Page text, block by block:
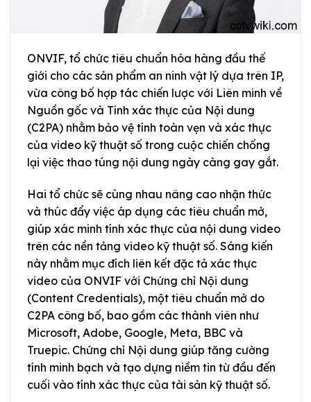
ONVIF, tổ chức tiêu chuẩn hóa hàng đầu thế
giới cho các sản phẩm an ninh vật lý dựa trên IP,
vừa công bố hợp tác chiến lược với Liên minh về
Nguồn gốc và Tính xác thực của Nội dung
(C2PA) nhằm bảo vệ tính toàn vẹn và xác thực
của video kỹ thuật số trong cuộc chiến chống
lại việc thao túng nội dung ngày càng gay gắt.
Hai tổ chức sẽ cùng nhau nâng cao nhận thức
và thúc đẩy việc áp dụng các tiêu chuẩn mở,
giúp xác minh tính xác thực của nội dung video
trên các nền tảng video kỹ thuật số. Sáng kiến
này nhằm mục đích liên kết đặc tả xác thực
video của ONVIF với Chứng chỉ Nội dung
(Content Credentials), một tiêu chuẩn mở do
C2PA công bố, bao gồm các thành viên như
Microsoft, Adobe, Google, Meta, BBC và
Truepic. Chứng chỉ Nội dung giúp tăng cường
tính minh bạch và tạo dựng niềm tin từ đầu đến
cuối vào tính xác thực của tài sản kỹ thuật số.